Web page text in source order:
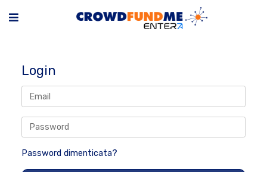
Login
Password dimenticata?